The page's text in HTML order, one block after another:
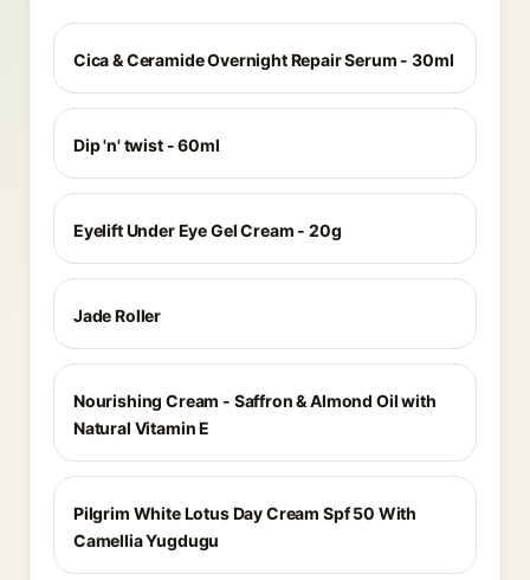
Cica & Ceramide Overnight Repair Serum - 30ml
Dip 'n' twist - 60ml
Eyelift Under Eye Gel Cream - 20g
Jade Roller
Nourishing Cream - Saffron & Almond Oil with
Natural Vitamin E
Pilgrim White Lotus Day Cream Spf 50 With
Camellia Yugdugu